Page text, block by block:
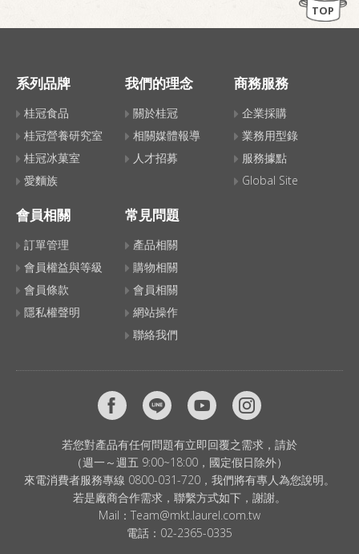
TOP
系列品牌
桂冠食品
桂冠營養研究室
桂冠冰菓室
愛麵族
我們的理念
關於桂冠
相關媒體報導
人才招募
商務服務
企業採購
業務用型錄
服務據點
Global Site
會員相關
訂單管理
會員權益與等級
會員條款
隱私權聲明
常見問題
產品相關
購物相關
會員相關
網站操作
聯絡我們
若您對產品有任何問題有立即回覆之需求，請於
（週一～週五 9:00~18:00，國定假日除外）
來電消費者服務專線 0800-031-720，我們將有專人為您說明。
若是廠商合作需求，聯繫方式如下，謝謝。
Mail： Team@mkt.laurel.com.tw
電話： 02-2365-0335